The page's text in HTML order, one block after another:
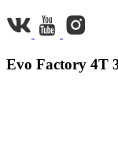
Evo Factory 4T